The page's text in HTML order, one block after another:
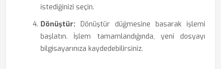
istediğinizi seçin.
Dönüştür: Dönüştür düğmesine basarak işlemi
başlatın. İşlem tamamlandığında, yeni dosyayı
bilgisayarınıza kaydedebilirsiniz.